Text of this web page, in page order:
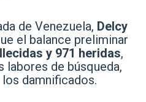
de Venezuela, Delcy
el balance preliminar
y 971 heridas,
labores de búsqueda,
damnificados.